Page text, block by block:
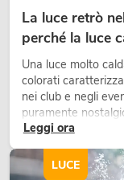
La luce retrò
perché la luce
Una luce molto
colorati
nei club e negli
puramente
in modo
Leggi ora
LUCE